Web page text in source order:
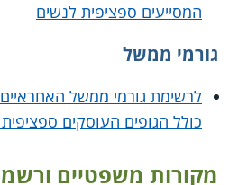
המסייעים ספציפית לנשים
גורמי ממשל
לרשימת גורמי ממשל
כולל הגופים העוסקים
מקורות משפטיים